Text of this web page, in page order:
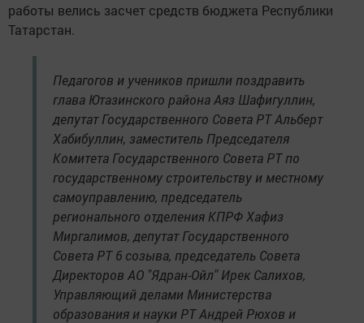
работы велись засчет средств бюджета Республики
Татарстан.
Педагогов и учеников пришли поздравить
глава Ютазинского района Аяз Шафигуллин,
депутат Государственного Совета РТ Альберт
Хабибуллин, заместитель Председателя
Комитета Государственного Совета РТ по
государственному строительству и местному
самоуправлению, председатель
регионального отделения КПРФ Хафиз
Миргалимов, депутат Государственного
Совета РТ 6 созыва, председатель Совета
Директоров АО "Ядран-Ойл" Ирек Салихов,
Управляющий делами Министерства
образования и науки РТ Андрей Рюхов и